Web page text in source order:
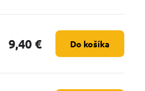
9,40 € Do košíka